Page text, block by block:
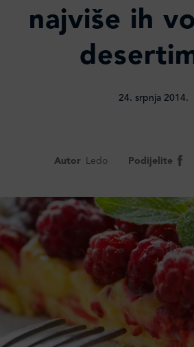
najviše ih
24. srpnja 2014.
Autor Ledo Podijelite